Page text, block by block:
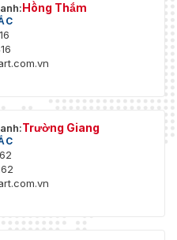
Hồng Thắm
Trường Giang